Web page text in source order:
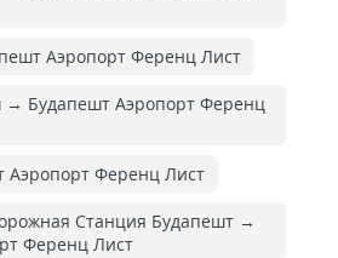
Аэропорт Ференц Лист
→ Будапешт Аэропорт Ференц
Ференц Лист
Cтанция Будапешт →
Ференц Лист